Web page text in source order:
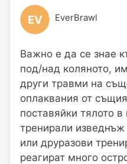
EV EverBrawl
Важно е да се знае
под/над коляното,
други травми на
оплаквания от
поставяйки тялото
тренирали
или друразови
реагират много